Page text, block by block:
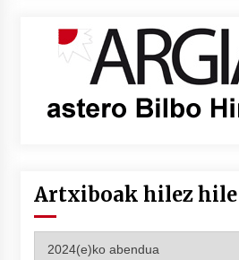
Artxiboak hilez hile